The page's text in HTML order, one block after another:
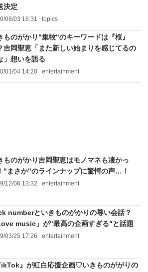
決定
08/03 16:31 topics
ものがかり"集牧"のキーワードは『桜』
岡聖恵「また新しい始まりを感じてるの
」想いを語る
01/04 14:20 entertainment
ものがかり吉岡聖恵はモノマネも凄かっ
"まさか"のラインナップに驚愕の声…！
12/06 13:32 entertainment
numberといきものがかりの尊い会話？
music」が"最高の企画すぎる"と話題
03/25 17:26 entertainment
』が紅白応援企画♡いきものががりの